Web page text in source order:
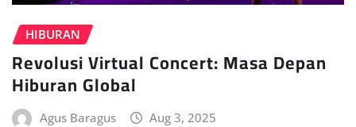
HIBURAN
Revolusi Virtual Concert: Masa Depan
Hiburan Global
Agus Baragus Aug 3, 2025